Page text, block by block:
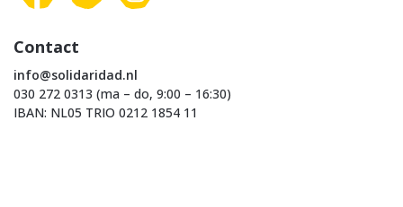
Contact
info@solidaridad.nl
030 272 0313 (ma – do, 9:00 – 16:30)
IBAN: NL05 TRIO 0212 1854 11